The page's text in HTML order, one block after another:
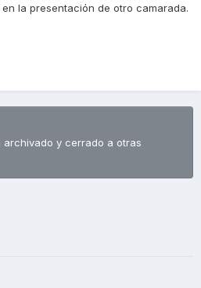
la presentación de otro camarada.
archivado y cerrado a otras